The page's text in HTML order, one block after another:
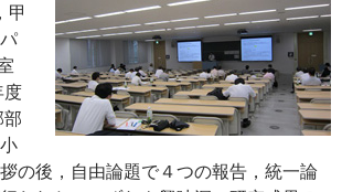
甲
度
部
の後，自由論題で４つの報告，統一論